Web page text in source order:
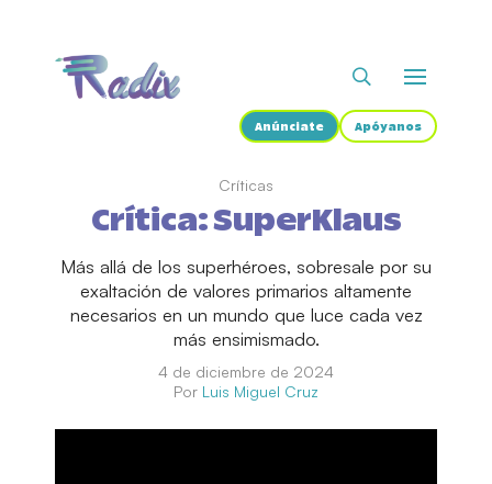
Anúnciate Apóyanos
Críticas
Crítica: SuperKlaus
Más allá de los superhéroes, sobresale por su
exaltación de valores primarios altamente
necesarios en un mundo que luce cada vez
más ensimismado.
4 de diciembre de 2024
Por Luis Miguel Cruz